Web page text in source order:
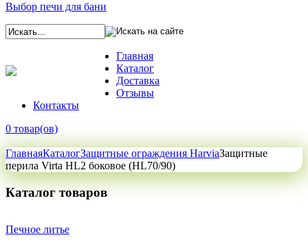
Выбор печи для бани
Главная
Каталог
Доставка
Отзывы
Контакты
0 товар(ов)
ГлавнаяКаталогЗащитные ограждения HarviaЗащитные
перила Virta HL2 боковое (HL70/90)
Каталог товаров
Печное литье